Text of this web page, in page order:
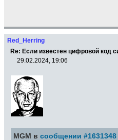
Red_Herring
Re: Если известен цифровой код
29.02.2024, 19:06
MGM в сообщении #1631348